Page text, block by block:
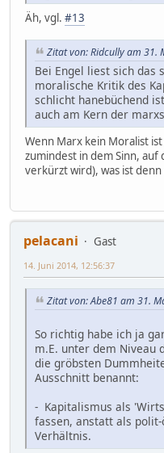
Äh, vgl. #13
Zitat von: Ridcully am 31.
Bei Engel liest sich das
moralische Kritik des
schlicht hanebüchend
auch am Kern der
Wenn Marx kein Moralist
zumindest in dem Sinn,
verkürzt wird), was ist denn
pelacani
Gast
14. Juni 2014, 12:56:37
Zitat von: Abe81 am 31.
So richtig habe ich ja
m.E. unter dem Niveau
die gröbsten
Ausschnitt benannt:
- Kapitalismus als
fassen, anstatt als
Verhältnis.